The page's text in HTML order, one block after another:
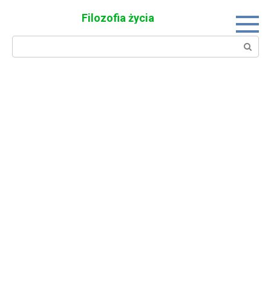
Filozofia życia
Search: